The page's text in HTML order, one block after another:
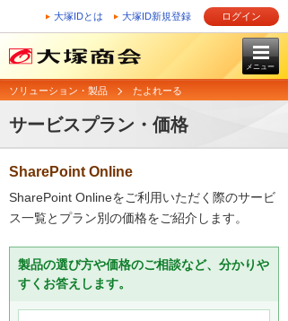
大塚IDとは 大塚ID新規登録 ログイン
メニュー
ソリューション・製品 たよれーる
サービスプラン・価格
SharePoint Online
SharePoint Onlineをご利用いただく際のサービ
ス一覧とプラン別の価格をご紹介します。
製品の選び方や価格のご相談など、分かりや
すくお答えします。